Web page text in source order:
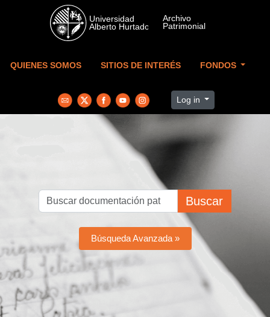
Skip to main content
QUIENES SOMOS SITIOS DE INTERÉS FONDOS
Log in
Buscar
Búsqueda Avanzada »